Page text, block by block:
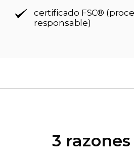
certificado FSC®
responsable)
3